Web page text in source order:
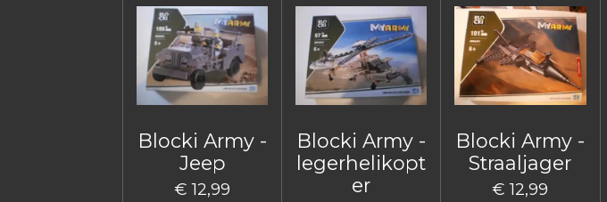
Blocki Army -
Jeep
€ 12,99
Blocki Army -
legerhelikopt
er
Blocki Army -
Straaljager
€ 12,99